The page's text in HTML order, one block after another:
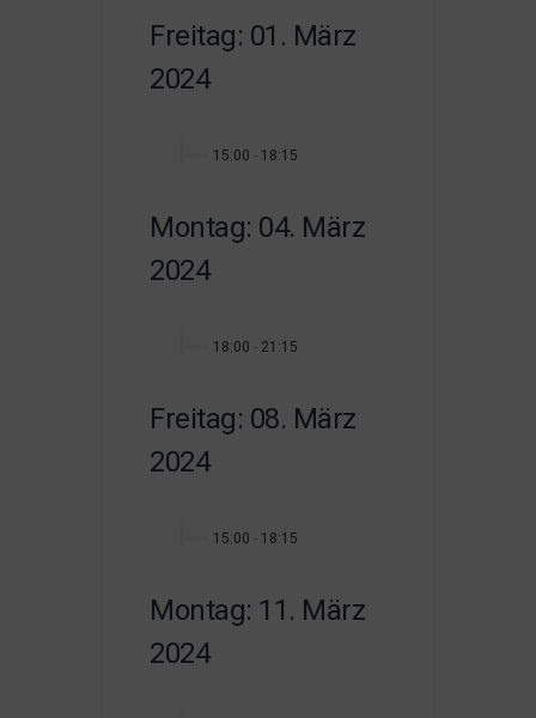
Freitag: 01. März
2024
15:00 - 18:15
Montag: 04. März
2024
18:00 - 21:15
Freitag: 08. März
2024
15:00 - 18:15
Montag: 11. März
2024